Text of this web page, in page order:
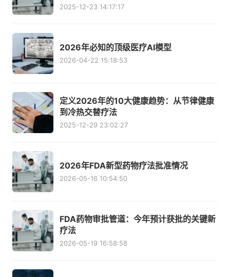
2025-12-23 14:17:17
2026年必知的顶级医疗AI模型
2026-04-22 15:18:53
定义2026年的10大健康趋势：从节律健康
到冷热交替疗法
2025-12-29 23:02:27
2026年FDA新型药物疗法批准情况
2026-05-16 10:54:50
FDA药物审批管道：今年预计获批的关键新
疗法
2026-05-19 16:58:58